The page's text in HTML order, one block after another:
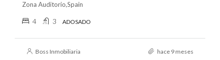
Zona Auditorio,Spain
4 3 ADOSADO
Boss Inmobiliaria hace 9 meses